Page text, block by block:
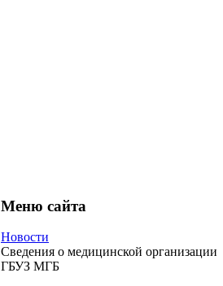
Меню сайта
Новости
Сведения о медицинской организации
ГБУЗ МГБ